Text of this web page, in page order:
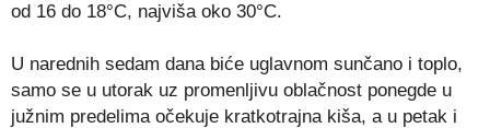
od 16 do 18°C, najviša oko 30°C.
U narednih sedam dana biće uglavnom sunčano i toplo,
samo se u utorak uz promenljivu oblačnost ponegde u
južnim predelima očekuje kratkotrajna kiša, a u petak i